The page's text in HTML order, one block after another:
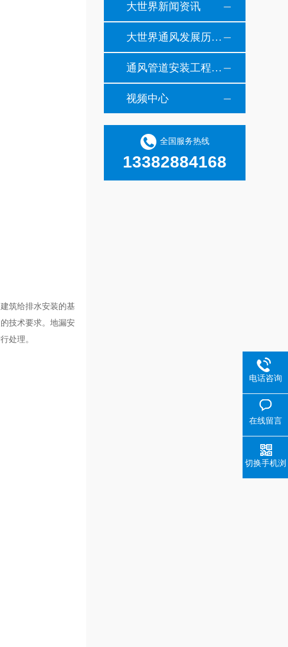
筑给排水安装的基
技术要求。地漏安
处理。
大世界新闻资讯
大世界通风发展历程纪事
通风管道安装工程风管安装现场施工案例
视频中心
全国服务热线
13382884168
电话咨询
在线留言
切换手机浏